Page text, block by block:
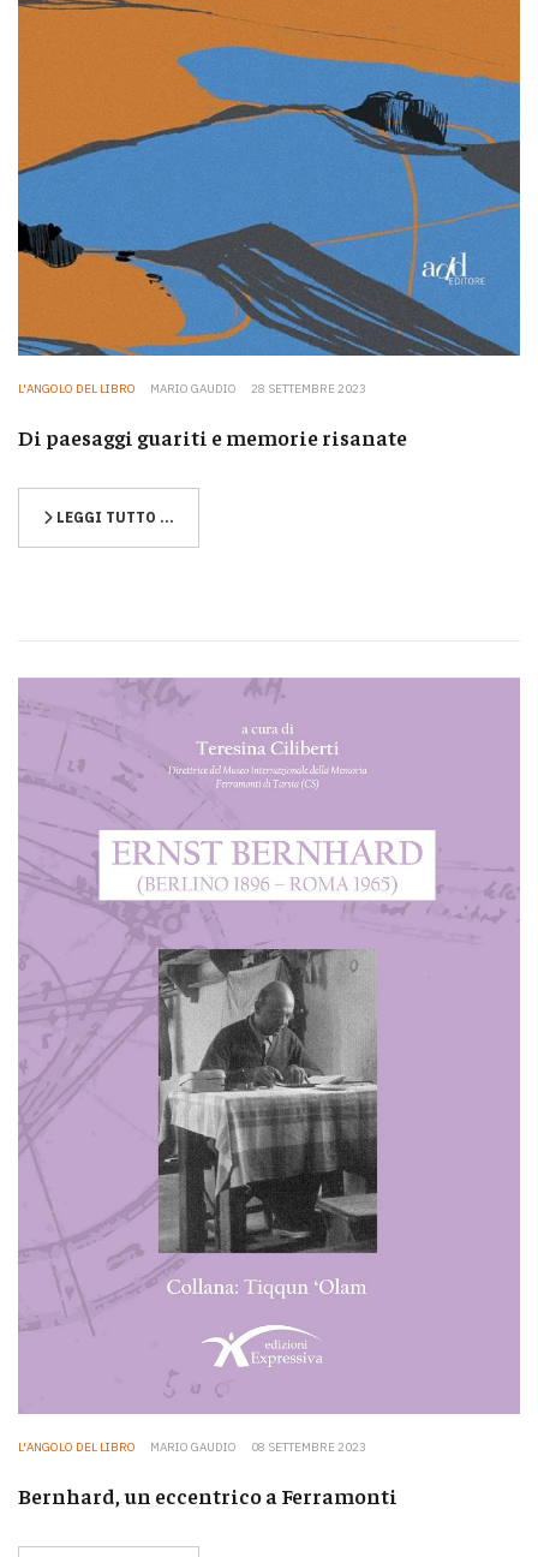
L'ANGOLO DEL LIBRO MARIO GAUDIO 28 SETTEMBRE 2023
Di paesaggi guariti e memorie risanate
LEGGI TUTTO …
L'ANGOLO DEL LIBRO MARIO GAUDIO 08 SETTEMBRE 2023
Bernhard, un eccentrico a Ferramonti